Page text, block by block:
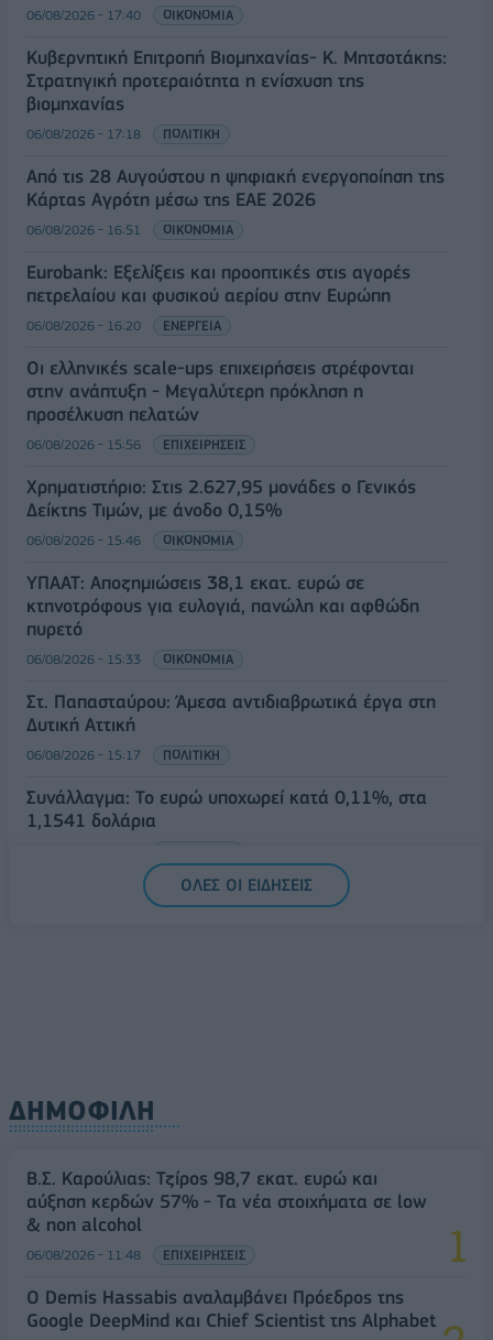
06/08/2026 - 17:40 ΟΙΚΟΝΟΜΙΑ
Κυβερνητική Επιτροπή Βιομηχανίας- Κ. Μητσοτάκης:
Στρατηγική προτεραιότητα η ενίσχυση της
βιομηχανίας
06/08/2026 - 17:18 ΠΟΛΙΤΙΚΗ
Από τις 28 Αυγούστου η ψηφιακή ενεργοποίηση της
Κάρτας Αγρότη μέσω της ΕΑΕ 2026
06/08/2026 - 16:51 ΟΙΚΟΝΟΜΙΑ
Eurobank: Εξελίξεις και προοπτικές στις αγορές
πετρελαίου και φυσικού αερίου στην Ευρώπη
06/08/2026 - 16:20 ΕΝΕΡΓΕΙΑ
Οι ελληνικές scale-ups επιχειρήσεις στρέφονται
στην ανάπτυξη - Μεγαλύτερη πρόκληση η
προσέλκυση πελατών
06/08/2026 - 15:56 ΕΠΙΧΕΙΡΗΣΕΙΣ
Χρηματιστήριο: Στις 2.627,95 μονάδες ο Γενικός
Δείκτης Τιμών, με άνοδο 0,15%
06/08/2026 - 15:46 ΟΙΚΟΝΟΜΙΑ
ΥΠΑΑΤ: Αποζημιώσεις 38,1 εκατ. ευρώ σε
κτηνοτρόφους για ευλογιά, πανώλη και αφθώδη
πυρετό
06/08/2026 - 15:33 ΟΙΚΟΝΟΜΙΑ
Στ. Παπασταύρου: Άμεσα αντιδιαβρωτικά έργα στη
Δυτική Αττική
06/08/2026 - 15:17 ΠΟΛΙΤΙΚΗ
Συνάλλαγμα: Το ευρώ υποχωρεί κατά 0,11%, στα
1,1541 δολάρια
ΟΛΕΣ ΟΙ ΕΙΔΗΣΕΙΣ
ΔΗΜΟΦΙΛΗ
Β.Σ. Καρούλιας: Τζίρος 98,7 εκατ. ευρώ και
αύξηση κερδών 57% - Τα νέα στοιχήματα σε low
& non alcohol
06/08/2026 - 11:48 ΕΠΙΧΕΙΡΗΣΕΙΣ
Ο Demis Hassabis αναλαμβάνει Πρόεδρος της
Google DeepMind και Chief Scientist της Alphabet